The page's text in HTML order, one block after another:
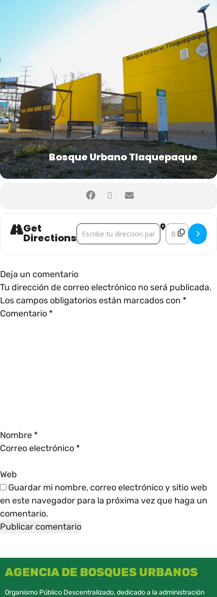
Bosque Urbano Tlaquepaque
Get
Directions
Address - CINEMALIVE [] Destination
Deja un comentario
Tu dirección de correo electrónico no será publicada.
Los campos obligatorios están marcados con *
Comentario *
Nombre *
Correo electrónico *
Web
Guardar mi nombre, correo electrónico y sitio web
en este navegador para la próxima vez que haga un
comentario.
AGENCIA DE BOSQUES URBANOS
Organismo Público Descentralizado, dedicado a la administración